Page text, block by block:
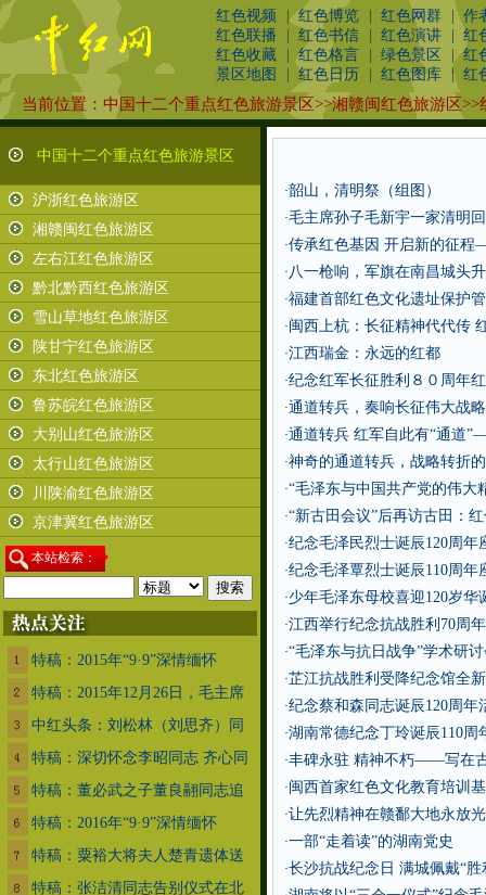
红色视频 | 红色博览 红色网群
作
红色联播
红色书信 红色演讲
红
红色收藏
红色格言 绿色景区
红
景区地图
红色日历 红色图库 | 红
当前位置： 中国十二个重点红色旅游景区>>湘赣闽红色旅游区>>
中国十二个重点红色旅游景区
沪浙红色旅游区
湘赣闽红色旅游区
左右江红色旅游区
黔北黔西红色旅游区
雪山草地红色旅游区
陕甘宁红色旅游区
东北红色旅游区
鲁苏皖红色旅游区
大别山红色旅游区
太行山红色旅游区
川陕渝红色旅游区
京津冀红色旅游区
本站检索：
特稿：2015年“9·9”深情缅怀
特稿：2015年12月26日，毛主席
中红头条：刘松林（刘思齐）同
特稿：深切怀念李昭同志 齐心同
特稿：董必武之子董良翮同志追
特稿：2016年“9·9”深情缅怀
特稿：粟裕大将夫人楚青遗体送
特稿：张洁清同志告别仪式在北
·韶山，清明祭（组图）
·毛主席孙子毛新宇一家清明
·传承红色基因 开启新的征
·八一枪响，军旗在南昌城头
·福建首部红色文化遗址保护
·闽西上杭：长征精神代代传
·江西瑞金：永远的红都
·纪念红军长征胜利８０周年
·通道转兵，奏响长征伟大战
·通道转兵 红军自此有“通道
·神奇的通道转兵，战略转折
·“毛泽东与中国共产党的伟大
·“新古田会议”后再访古田：
·纪念毛泽民烈士诞辰120周年
·纪念毛泽覃烈士诞辰110周年
·少年毛泽东母校喜迎120岁华
·江西举行纪念抗战胜利70周
·“毛泽东与抗日战争”学术研
·芷江抗战胜利受降纪念馆全
·纪念蔡和森同志诞辰120周年
·湖南常德纪念丁玲诞辰110周
·丰碑永驻 精神不朽——写在
·闽西首家红色文化教育培训
·让先烈精神在赣鄱大地永放
·一部“走着读”的湖南党史
·长沙抗战纪念日 满城佩戴“胜